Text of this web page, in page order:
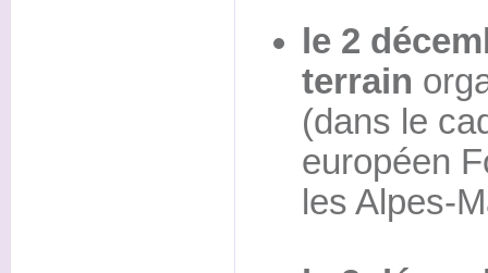
le 2
terrain
(dans le
européen
les Alpes-